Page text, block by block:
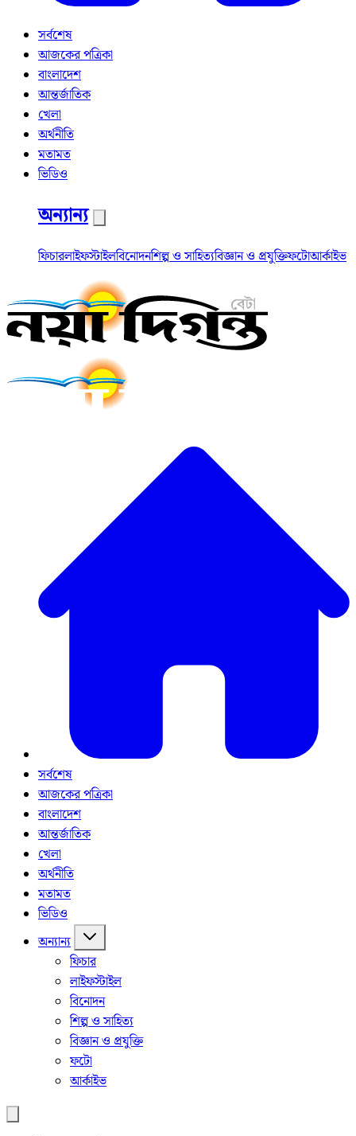
সর্বশেষ
আজকের পত্রিকা
বাংলাদেশ
আন্তর্জাতিক
খেলা
অর্থনীতি
মতামত
ভিডিও
অন্যান্য
ফিচারলাইফস্টাইলবিনোদনশিল্প ও সাহিত্যবিজ্ঞান ও প্রযুক্তিফটোআর্কাইভ
সর্বশেষ
আজকের পত্রিকা
বাংলাদেশ
আন্তর্জাতিক
খেলা
অর্থনীতি
মতামত
ভিডিও
অন্যান্য
ফিচার
লাইফস্টাইল
বিনোদন
শিল্প ও সাহিত্য
বিজ্ঞান ও প্রযুক্তি
ফটো
আর্কাইভ